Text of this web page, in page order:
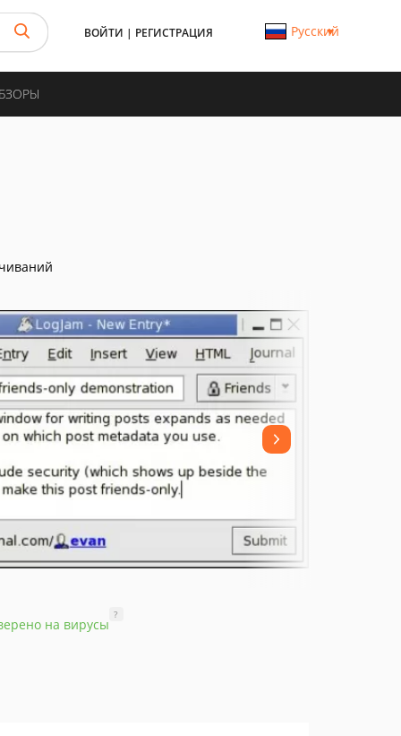
ВОЙТИ | РЕГИСТРАЦИЯ Русский
на вирусы
?